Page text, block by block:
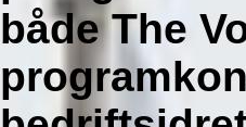
både The